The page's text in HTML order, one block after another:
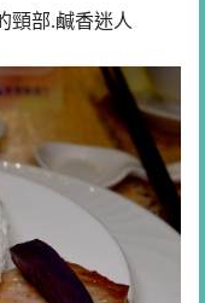
頸部.鹹香迷人